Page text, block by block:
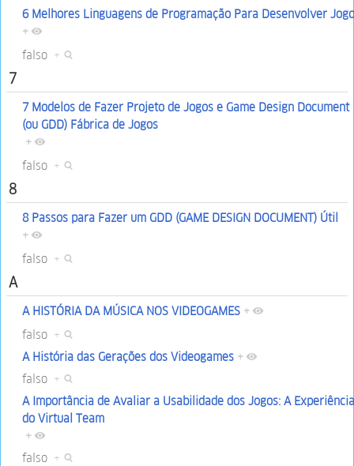
6 Melhores Linguagens de Programação Para Desenvolver
+
falso +
7
7 Modelos de Fazer Projeto de Jogos e Game Design Document
(ou GDD) Fábrica de Jogos
+
falso +
8
8 Passos para Fazer um GDD (GAME DESIGN DOCUMENT) Útil
+
falso +
A
A HISTÓRIA DA MÚSICA NOS VIDEOGAMES +
falso +
A História das Gerações dos Videogames +
falso +
A Importância de Avaliar a Usabilidade dos Jogos: A Experiência
do Virtual Team
+
falso +